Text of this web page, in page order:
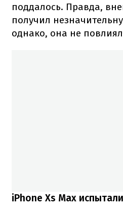
поддалось. Правда,
получил
однако, она не
iPhone Xs Max